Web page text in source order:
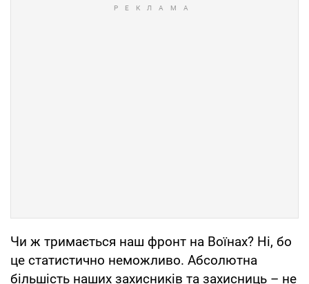
Чи ж тримається наш фронт на Воїнах? Ні, бо
це статистично неможливо. Абсолютна
більшість наших захисників та захисниць – не